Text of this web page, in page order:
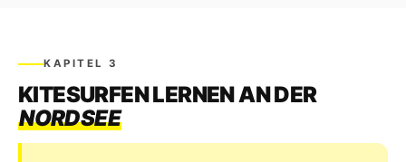
KAPITEL 3
KITESURFEN LERNEN AN DER
NORDSEE